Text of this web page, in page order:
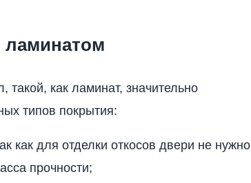
ламинатом
как ламинат, значительно
типов покрытия:
как для отделки откосов двери не нужно
прочности;